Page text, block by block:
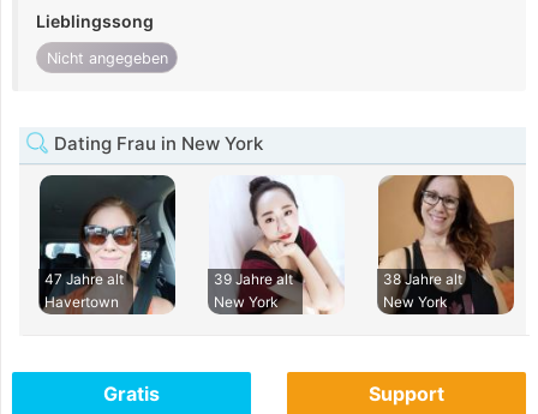
Lieblingssong
Nicht angegeben
Dating Frau in New York
47 Jahre alt
Havertown
39 Jahre alt
New York
38 Jahre alt
New York
Gratis Support